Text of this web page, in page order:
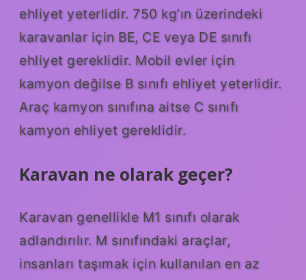
ehliyet yeterlidir. 750 kg’ın üzerindeki
karavanlar için BE, CE veya DE sınıfı
ehliyet gereklidir. Mobil evler için
kamyon değilse B sınıfı ehliyet yeterlidir.
Araç kamyon sınıfına aitse C sınıfı
kamyon ehliyet gereklidir.
Karavan ne olarak geçer?
Karavan genellikle M1 sınıfı olarak
adlandırılır. M sınıfındaki araçlar,
insanları taşımak için kullanılan en az